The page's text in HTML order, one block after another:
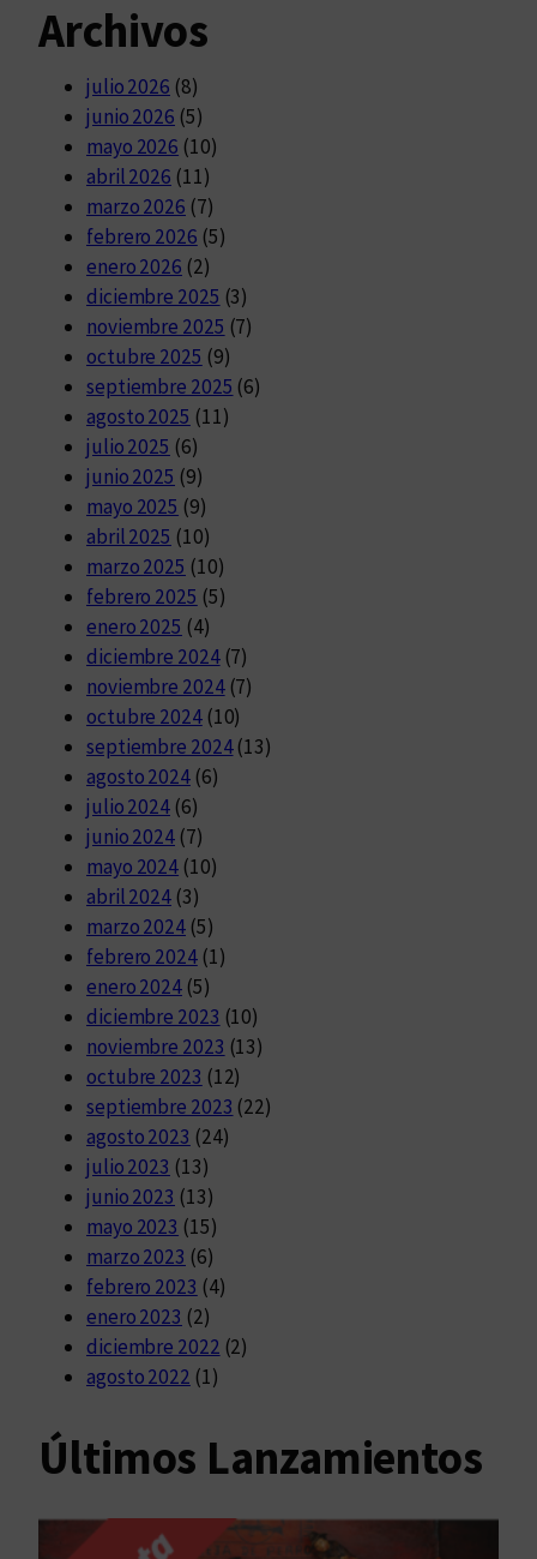
Archivos
julio 2026 (8)
junio 2026 (5)
mayo 2026 (10)
abril 2026 (11)
marzo 2026 (7)
febrero 2026 (5)
enero 2026 (2)
diciembre 2025 (3)
noviembre 2025 (7)
octubre 2025 (9)
septiembre 2025 (6)
agosto 2025 (11)
julio 2025 (6)
junio 2025 (9)
mayo 2025 (9)
abril 2025 (10)
marzo 2025 (10)
febrero 2025 (5)
enero 2025 (4)
diciembre 2024(7)
noviembre 2024(7)
octubre 2024(10)
septiembre 2024(13)
agosto 2024(6)
julio 2024 (6)
junio 2024 (7)
mayo 2024 (10)
abril 2024 (3)
marzo 2024 (5)
febrero 2024(1)
enero 2024 (5)
diciembre 2023 (10)
noviembre 2023 (13)
octubre 2023 (12)
septiembre 2023 (22)
agosto 2023 (24)
julio 2023 (13)
junio 2023 (13)
mayo 2023 (15)
marzo 2023 (6)
febrero 2023 (4)
enero 2023 (2)
diciembre 2022 (2)
agosto 2022 (1)
Últimos Lanzamientos